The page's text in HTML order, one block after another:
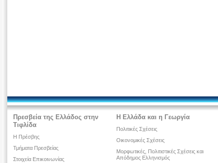
Πρεσβεία της Ελλάδος στην
Τιφλίδα
Η Πρέσβης
Τμήματα Πρεσβείας
Στοιχεία Επικοινωνίας
Η Ελλάδα και η Γεωργία
Πολιτικές Σχέσεις
Οικονομικές Σχέσεις
Μορφωτικές, Πολιτιστικές Σχέσεις και
Απόδημος Ελληνισμός